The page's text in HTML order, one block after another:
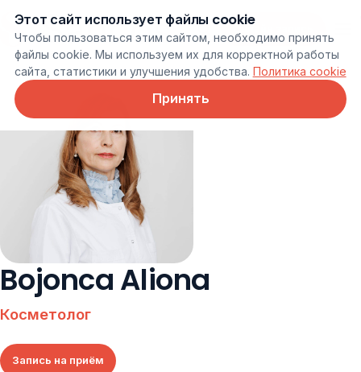
Онлайн запись
Bojonca Aliona
Косметолог
Запись на приём
Этот сайт использует файлы cookie
Чтобы пользоваться этим сайтом, необходимо принять
файлы cookie. Мы используем их для корректной работы
сайта, статистики и улучшения удобства. Политика cookie
Принять